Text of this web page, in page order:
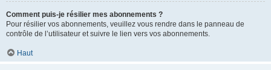
Comment puis-je résilier mes abonnements ?
Pour résilier vos abonnements, veuillez vous rendre dans le panneau de
contrôle de l’utilisateur et suivre le lien vers vos abonnements.
Haut